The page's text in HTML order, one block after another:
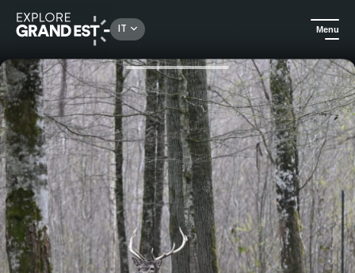
IT Menu
Escursioni Il muggito del cervo: un'immersione sensibile con un guardiano di animali